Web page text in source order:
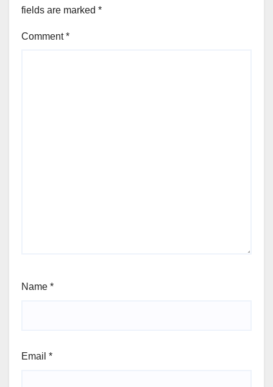
fields are marked *
Comment*
Name *
Email *